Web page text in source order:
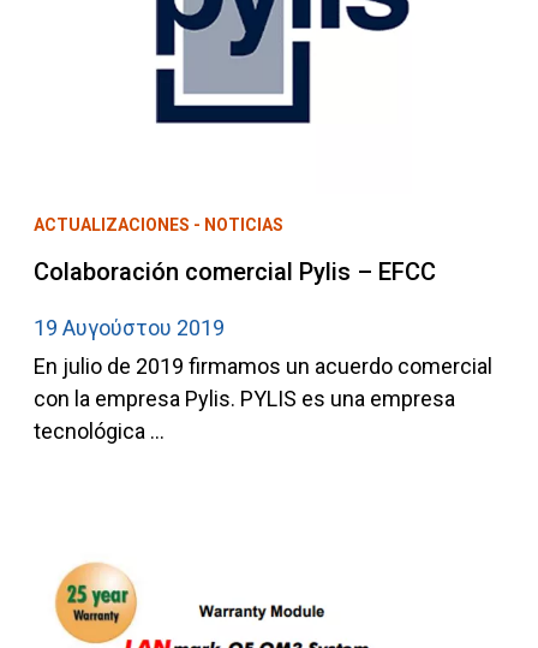
ACTUALIZACIONES - NOTICIAS
Colaboración comercial Pylis – EFCC
19 Αυγούστου 2019
En julio de 2019 firmamos un acuerdo comercial
con la empresa Pylis. PYLIS es una empresa
tecnológica ...